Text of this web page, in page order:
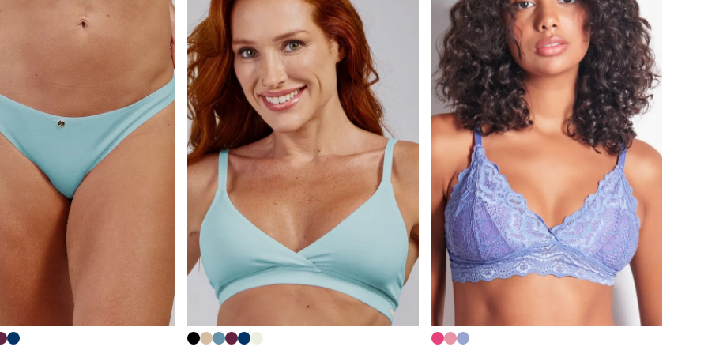
6º Calcinha Cintura Alta
Multifuncional
8 Algodão Egípcio
Sutiã Sustentação
Sutiã Bojo Aro